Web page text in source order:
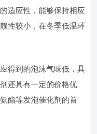
适应性，能够保持相应
性较小，在冬季低温环
得到的泡沫气味低，具
还具有一定的价格优
酯等发泡催化剂的首